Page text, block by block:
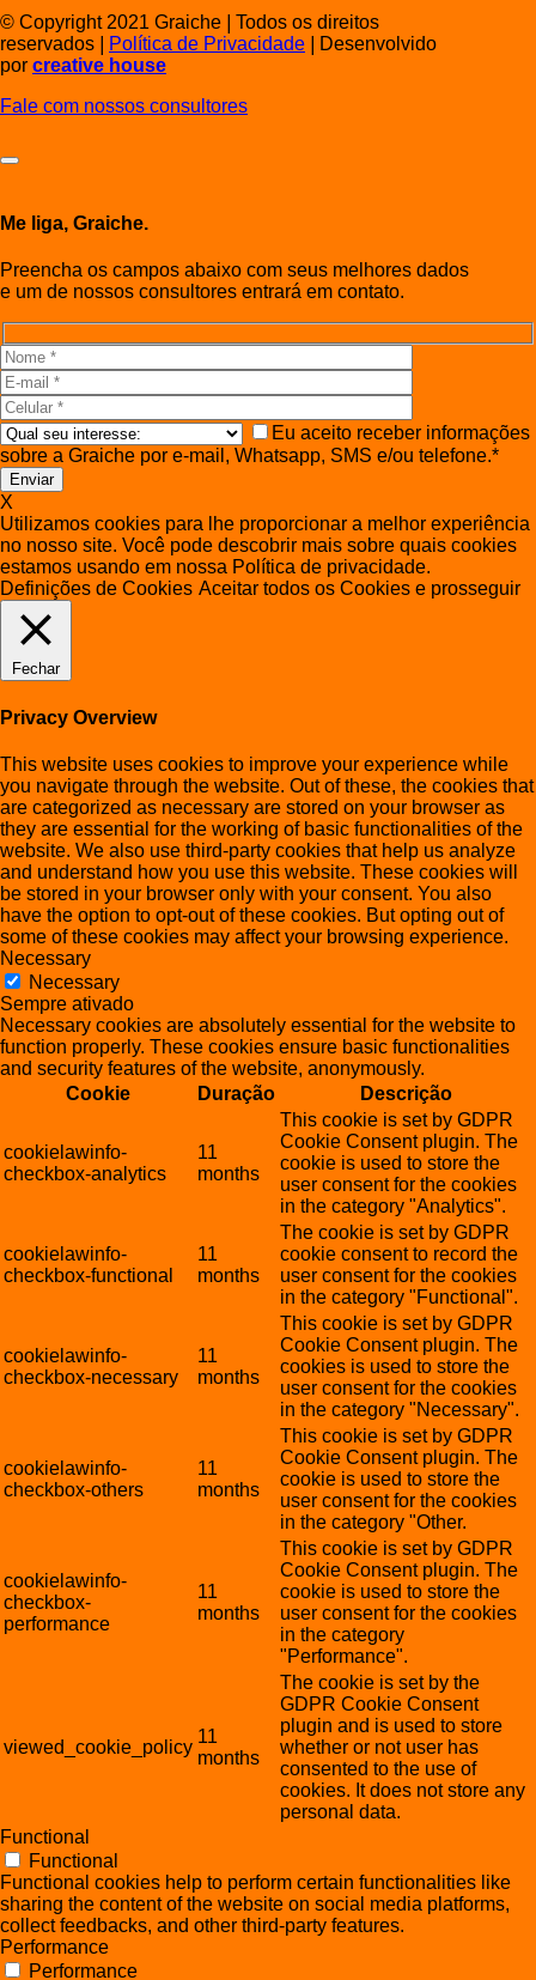
© Copyright 2021 Graiche
Todos os direitos
reservados
Política de Privacidade
Desenvolvido
por creative house
Fale com nossos consultores
Me liga, Graiche.
Preencha os campos abaixo com seus melhores dados
e um de nossos consultores entrará em contato.
Eu aceito receber informações
sobre a Graiche por e-mail, Whatsapp, SMS e/ou telefone.*
X
Utilizamos cookies para lhe proporcionar a melhor experiência
no nosso site. Você pode descobrir mais sobre quais cookies
estamos usando em nossa Política de privacidade.
Definições de Cookies Aceitar todos os Cookies e prosseguir
Fechar
Privacy Overview
This website uses cookies to improve your experience while
you navigate through the website. Out of these, the cookies that
are categorized as necessary are stored on your browser as
they are essential for the working of basic functionalities of the
website. We also use third-party cookies that help us analyze
and understand how you use this website. These cookies will
be stored in your browser only with your consent. You also
have the option to opt-out of these cookies. But opting out of
some of these cookies may affect your browsing experience.
Necessary
Necessary
Sempre ativado
Necessary cookies are absolutely essential for the website to
function properly. These cookies ensure basic functionalities
and security features of the website, anonymously.
Cookie
Duração Descrição
cookielawinfo-
checkbox-analytics
11
months
This cookie is set by GDPR
Cookie Consent plugin. The
cookie is used to store the
user consent for the cookies
in the category "Analytics".
cookielawinfo-
checkbox-functional
11
months
The cookie is set by GDPR
cookie consent to record the
user consent for the cookies
in the category "Functional".
cookielawinfo-
checkbox-necessary
11
months
This cookie is set by GDPR
Cookie Consent plugin. The
cookies is used to store the
user consent for the cookies
in the category "Necessary".
cookielawinfo-
checkbox-others
11
months
This cookie is set by GDPR
Cookie Consent plugin. The
cookie is used to store the
user consent for the cookies
in the category "Other.
cookielawinfo-
checkbox-
performance
11
months
This cookie is set by GDPR
Cookie Consent plugin. The
cookie is used to store the
user consent for the cookies
in the category
"Performance".
viewed_cookie_policy
11
months
The cookie is set by the
GDPR Cookie Consent
plugin and is used to store
whether or not user has
consented to the use of
cookies. It does not store any
personal data.
Functional
Functional
Functional cookies help to perform certain functionalities like
sharing the content of the website on social media platforms,
collect feedbacks, and other third-party features.
Performance
Performance